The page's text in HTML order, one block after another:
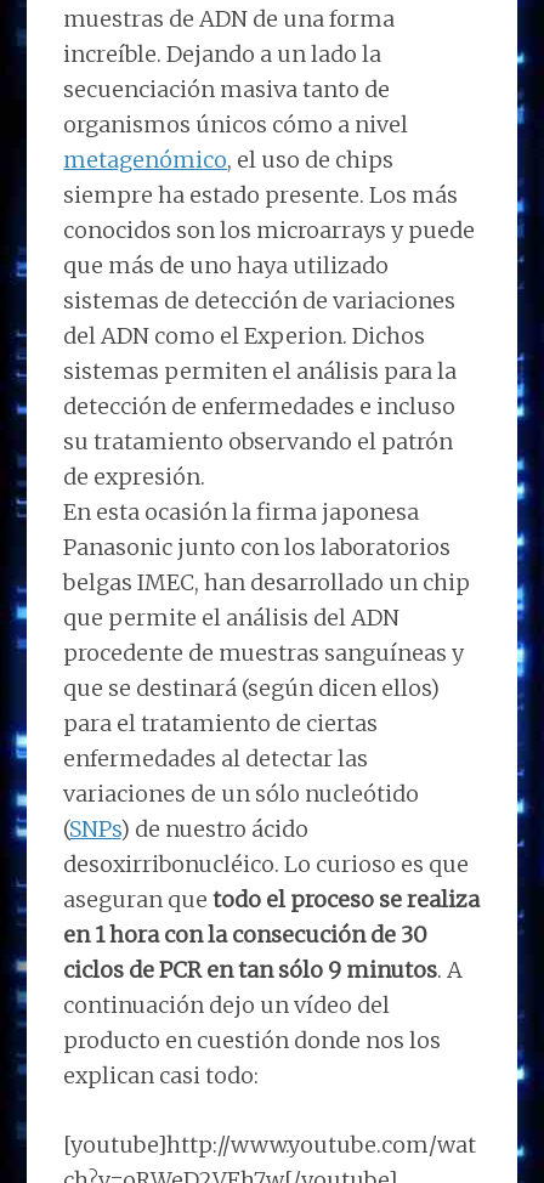
muestras de ADN de una forma
increíble. Dejando a un lado la
secuenciación masiva tanto de
organismos únicos cómo a nivel
metagenómico, el uso de chips
siempre ha estado presente. Los más
conocidos son los microarrays y puede
que más de uno haya utilizado
sistemas de detección de variaciones
del ADN como el Experion. Dichos
sistemas permiten el análisis para la
detección de enfermedades e incluso
su tratamiento observando el patrón
de expresión.
En esta ocasión la firma japonesa
Panasonic junto con los laboratorios
belgas IMEC, han desarrollado un chip
que permite el análisis del ADN
procedente de muestras sanguíneas y
que se destinará (según dicen ellos)
para el tratamiento de ciertas
enfermedades al detectar las
variaciones de un sólo nucleótido
(SNPs) de nuestro ácido
desoxirribonucléico. Lo curioso es que
aseguran quetodo el proceso se realiza
en 1 hora con la consecución de 30
ciclos de PCR en tan sólo 9 minutos. A
continuación dejo un vídeo del
producto en cuestión donde nos los
explican casi todo:
[youtube]http://www.youtube.com/wat